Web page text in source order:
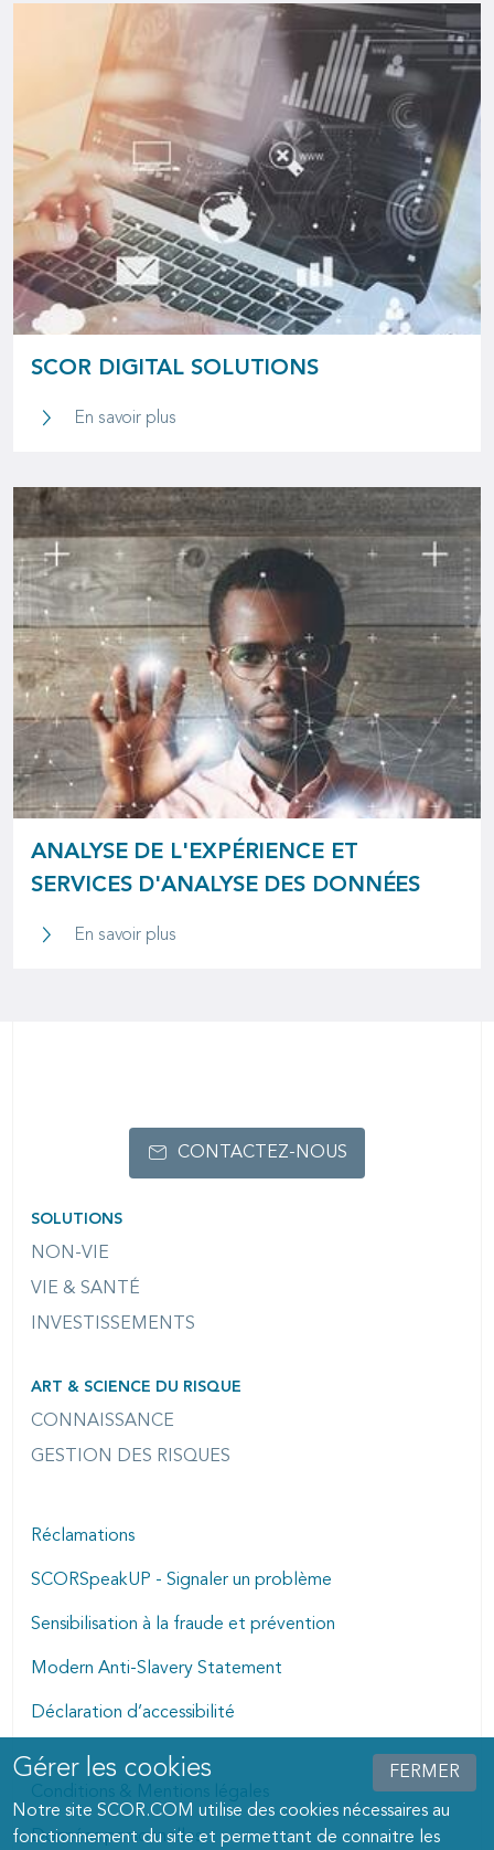
FERMER
Manage cookies dialog
Gérer les cookies
Notre site SCOR.COM utilise des cookies nécessaires au
fonctionnement du site et permettant de connaitre les
SCOR DIGITAL SOLUTIONS
En savoir plusSCOR Digital Solutions
ANALYSE DE L'EXPÉRIENCE ET
SERVICES D'ANALYSE DES DONNÉES
En savoir plusAnalyse de l'expérience et services
SOLUTIONS
NON-VIE
VIE & SANTÉ
INVESTISSEMENTS
ART & SCIENCE DU RISQUE
CONNAISSANCE
GESTION DES RISQUES
CONTACTEZ-NOUS
Réclamations
SCORSpeakUP - Signaler un problème
Sensibilisation à la fraude et prévention
Modern Anti-Slavery Statement
Déclaration d’accessibilité
Conditions & Mentions légales
Données personnelles